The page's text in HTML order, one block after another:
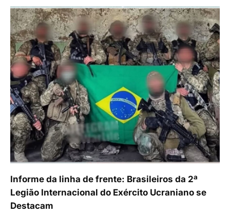
Informe da linha de frente: Brasileiros da 2ª
Legião Internacional do Exército Ucraniano se
Destacam